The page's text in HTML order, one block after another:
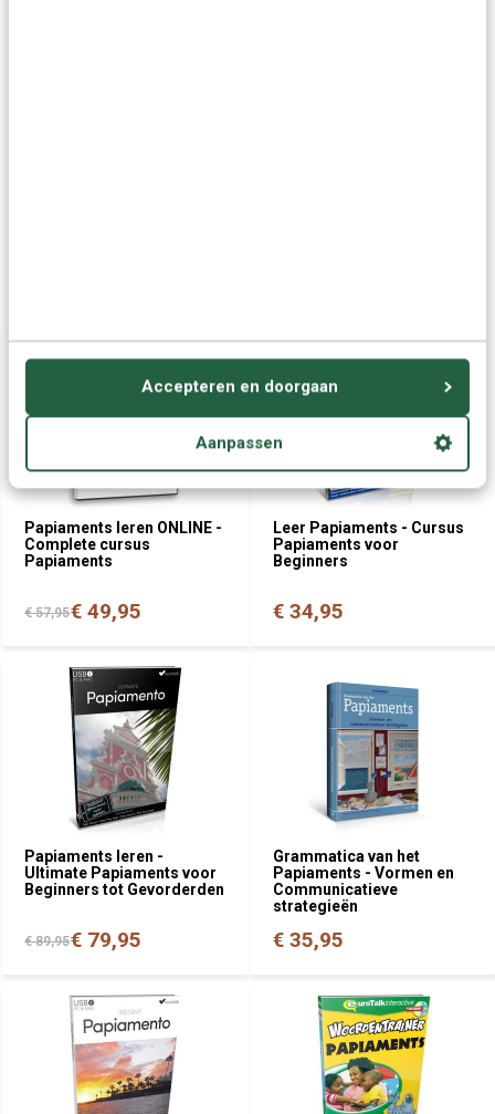
Accepteren en doorgaan
Aanpassen
Papiaments leren ONLINE -
Complete cursus
Papiaments
€ 57,95€ 49,95
Leer Papiaments - Cursus
Papiaments voor
Beginners
€ 34,95
Papiaments leren -
Ultimate Papiaments voor
Beginners tot Gevorderden
€ 89,95€ 79,95
Grammatica van het
Papiaments - Vormen en
Communicatieve
strategieën
€ 35,95